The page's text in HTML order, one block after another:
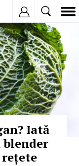
Iată